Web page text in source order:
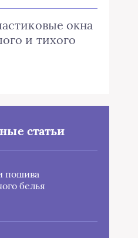
окна
и тихого
статьи
пошива
белья